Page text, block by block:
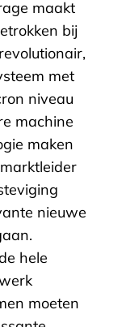
maakt
bij
met
niveau
machine
maken
nieuwe
hele
moeten